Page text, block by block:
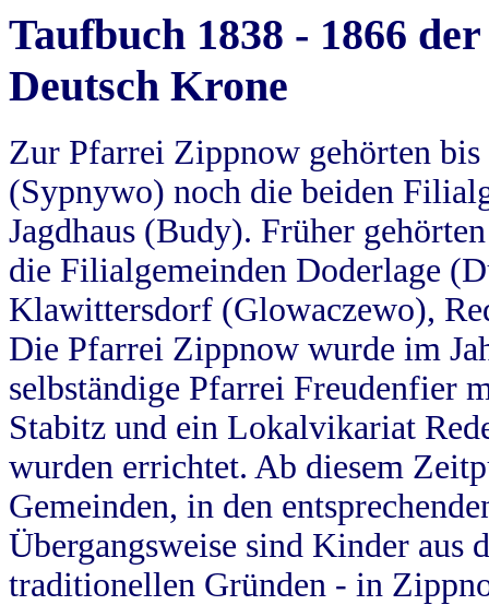
Taufbuch 1838 - 1866
Deutsch Krone
Zur Pfarrei Zippnow gehörten
(Sypnywo) noch die beiden
Jagdhaus (Budy). Früher
die Filialgemeinden Doderlage
Klawittersdorf (Glowaczewo),
Die Pfarrei Zippnow wurde im
selbständige Pfarrei Freudenfier
Stabitz und ein Lokalvikariat
wurden errichtet. Ab diesem
Gemeinden, in den
Übergangsweise sind Kinder aus
traditionellen Gründen - in